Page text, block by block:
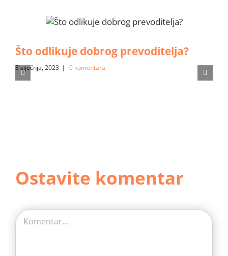
Što odlikuje dobrog prevoditelja?
3 siječnja, 2023 | 0 komentara
Ostavite komentar
Comment